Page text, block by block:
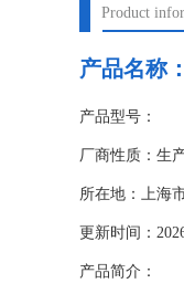
Product
产品名称：
产品型号：
厂商性质：生
所在地：上海
更新时间：
产品简介：